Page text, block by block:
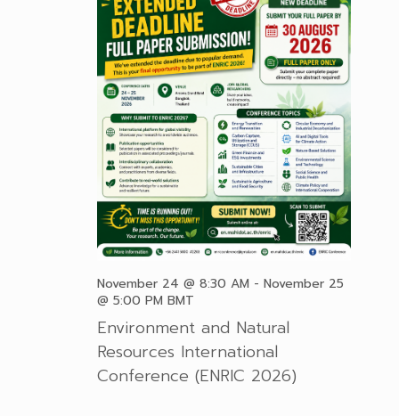
Environment and Natural
Resources International
Conference (ENRIC 2026)
November 24 @ 8:30 AM - November 25
@ 5:00 PM BMT